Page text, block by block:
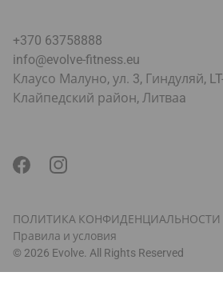
+370 63758888
info@evolve-fitness.eu
Клаусо Малуно, ул. 3, Гиндуляй,
Клайпедский район, Литваa
© 2026 Evolve. All Rights Reserved
ПОЛИТИКА КОНФИДЕНЦИАЛЬНОСТИ
Правила и условия